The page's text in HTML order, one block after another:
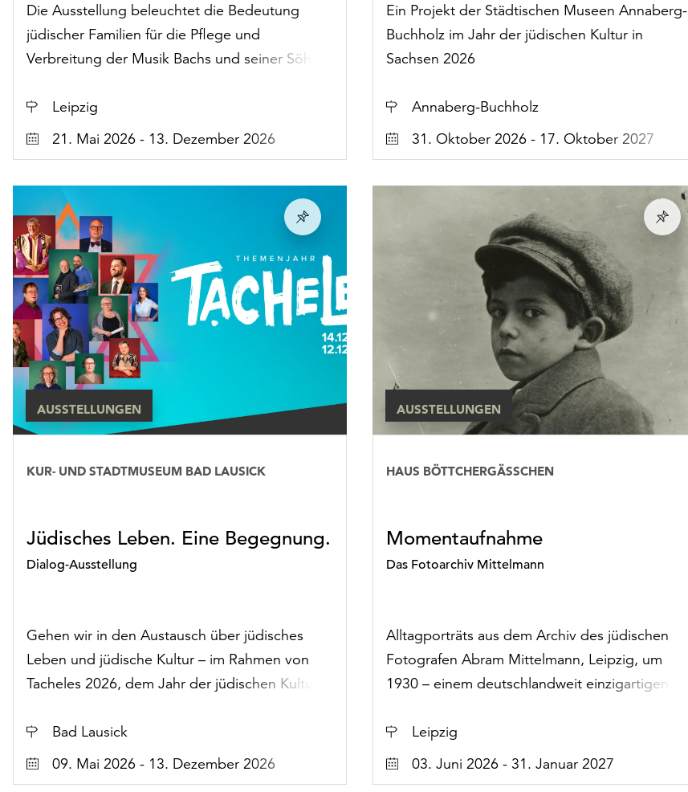
Die Ausstellung beleuchtet die Bedeutung
jüdischer Familien für die Pflege und
Verbreitung der Musik Bachs und seiner Söhne.
Ort
Leipzig
Datum
21. Mai 2026 - 13. Dezember 2026
Ein Projekt der Städtischen Museen Annaberg-
Buchholz im Jahr der jüdischen Kultur in
Sachsen 2026
Ort
Annaberg-Buchholz
Datum
31. Oktober 2026 - 17. Oktober 2027
KUR- UND STADTMUSEUM BAD LAUSICK
Jüdisches Leben. Eine Begegnung.
Dialog-Ausstellung
Ausstellungen
Gehen wir in den Austausch über jüdisches
Leben und jüdische Kultur – im Rahmen von
Tacheles 2026, dem Jahr der jüdischen Kultur in
Ort
Bad Lausick
Datum
09. Mai 2026 - 13. Dezember 2026
AUSSTELLUNGEN
HAUS BÖTTCHERGÄSSCHEN
Momentaufnahme
Das Fotoarchiv Mittelmann
Ausstellungen
Alltagporträts aus dem Archiv des jüdischen
Fotografen Abram Mittelmann, Leipzig, um
1930 – einem deutschlandweit einzigartigen
Ort
Leipzig
Datum
03. Juni 2026 - 31. Januar 2027
AUSSTELLUNGEN